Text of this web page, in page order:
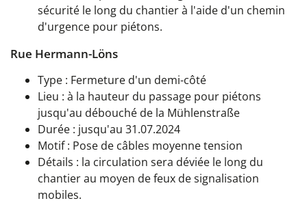
sécurité le long du chantier à l'aide d'un chemin
d'urgence pour piétons.
Rue Hermann-Löns
Type : Fermeture d'un demi-côté
Lieu : à la hauteur du passage pour piétons
jusqu'au débouché de la Mühlenstraße
Durée : jusqu'au 31.07.2024
Motif : Pose de câbles moyenne tension
Détails : la circulation sera déviée le long du
chantier au moyen de feux de signalisation
mobiles.